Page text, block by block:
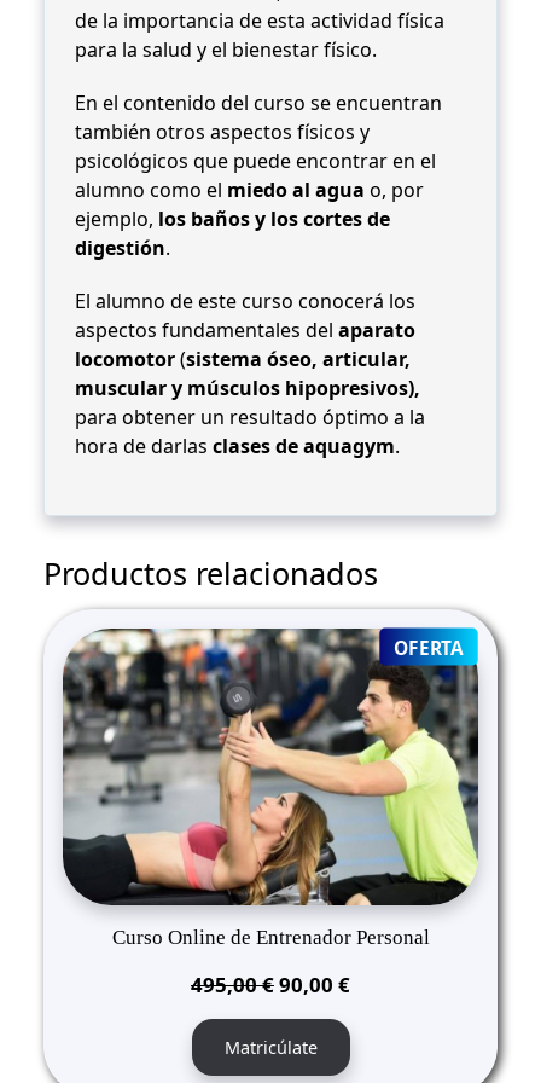
de la importancia de esta actividad física
para la salud y el bienestar físico.
En el contenido del curso se encuentran
también otros aspectos físicos y
psicológicos que puede encontrar en el
alumno como el miedo al agua o, por
ejemplo, los baños y los cortes de
digestión.
El alumno de este curso conocerá los
aspectos fundamentales del aparato
locomotor(sistema óseo, articular,
muscular y músculos hipopresivos),
para obtener un resultado óptimo a la
hora de darlas clases de aquagym.
Productos relacionados
OFERTA
ON
SALE
Curso Online de Entrenador Personal
495,00€El
precio
original
era:
90,00 €El
actual
Matricúlate